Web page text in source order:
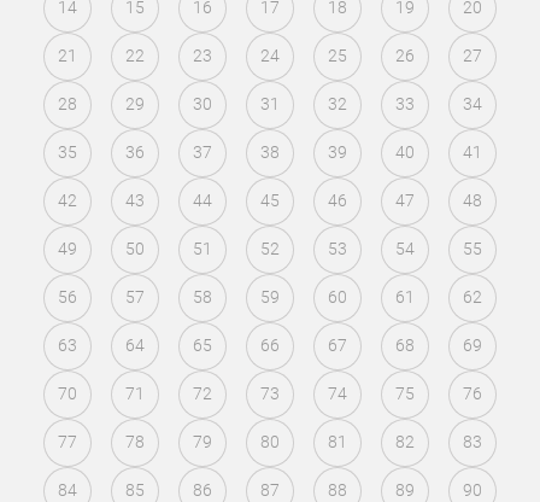
14 15 16 17 18 19 20
21 22 23 24 25 26 27
28 29 30 31 32 33 34
35 36 37 38 39 40 41
42 43 44 45 46 47 48
49 50 51 52 53 54 55
56 57 58 59 60 61 62
63 64 65 66 67 68 69
70 71 72 73 74 75 76
77 78 79 80 81 82 83
84 85 86 87 88 89 90